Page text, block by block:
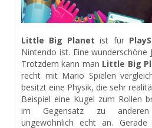
Little Big Planet ist für
Nintendo ist. Eine wunderschöne
Trotzdem kann man Little Big
recht mit Mario Spielen
besitzt eine Physik, die sehr
Beispiel eine Kugel zum Rollen
im Gegensatz zu anderen
ungewöhnlich echt an. Gerade